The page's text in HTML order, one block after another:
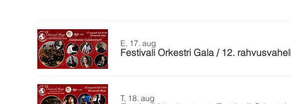
E, 17. aug
Festivali Orkestri Gala / 12.
T, 18. aug